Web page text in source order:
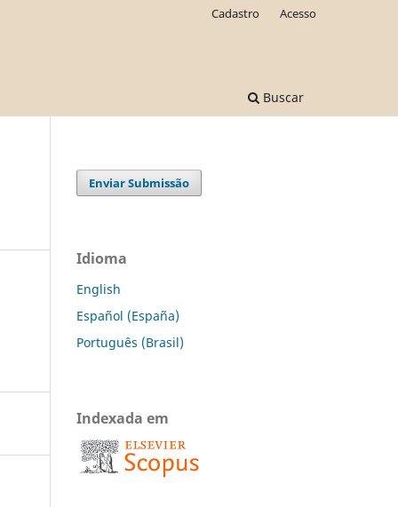
Buscar
Cadastro Acesso
Enviar Submissão
Idioma
English
Español (España)
Português (Brasil)
Indexada em